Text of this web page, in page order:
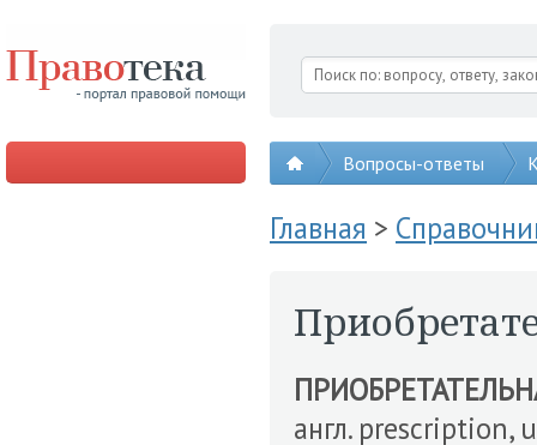
Вопросы-ответы
Главная >
англ. prescription,